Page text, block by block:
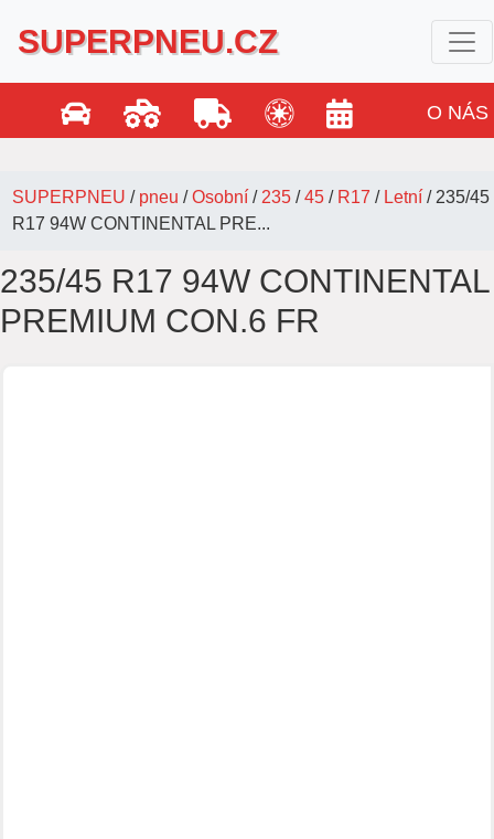
SUPERPNEU.CZ
O NÁS
SUPERPNEU / pneu /Osobní / 235 /45 / R17 / Letní / 235/45
R17 94W CONTINENTAL PRE...
235/45 R17 94W CONTINENTAL
PREMIUM CON.6 FR